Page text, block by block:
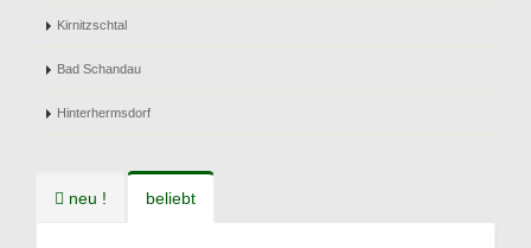
Kirnitzschtal
Bad Schandau
Hinterhermsdorf
neu ! beliebt